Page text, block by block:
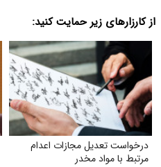
از کارزارهای زیر حمایت کنید:
درخواست تعدیل مجازات اعدام
مرتبط با مواد مخدر